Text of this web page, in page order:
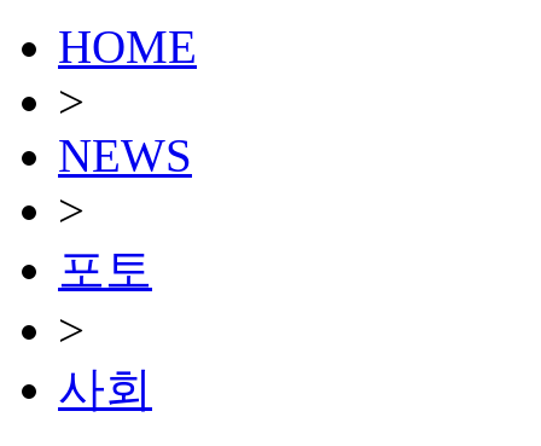
HOME
>
NEWS
>
포토
>
사회